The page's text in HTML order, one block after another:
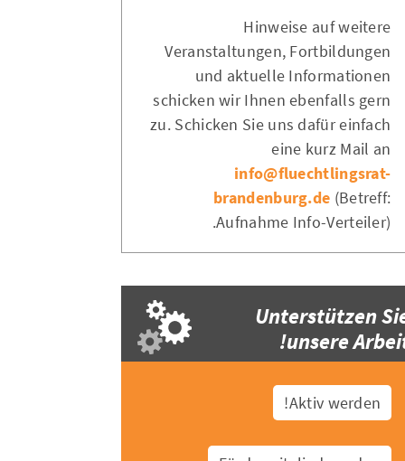
Hinweise auf weitere
Veranstaltungen, Fortbildungen
und aktuelle Informationen
schicken wir Ihnen ebenfalls gern
zu. Schicken Sie uns dafür einfach
eine kurz Mail an
info@fluechtlingsrat-
brandenburg.de (Betreff:
Aufnahme Info-Verteiler).
Unterstützen
unsere
Aktiv werden!